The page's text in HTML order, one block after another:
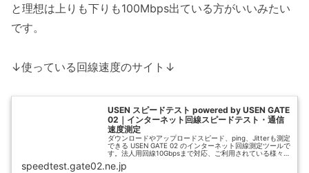
と理想は上りも下りも100Mbps出ている方がいいみたい
です。
↓使っている回線速度のサイト↓
USEN スピードテスト powered by USEN GATE
02｜インターネット回線スピードテスト・通信
速度測定
ダウンロードやアップロードスピード、ping、Jitterも測定
できる USEN GATE 02 のインターネット回線測定ツールで
す。法人用回線10Gbpsまで対応、ご利用されている様々な
通信環境での速度測定が可能です。
speedtest.gate02.ne.jp